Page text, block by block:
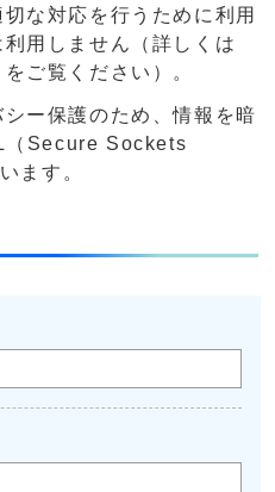
な対応を行うために利用
用しません（詳しくは
をご覧ください）。
ー保護のため、情報を暗
（Secure Sockets
ます。